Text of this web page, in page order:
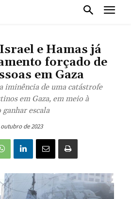
e Hamas já
forçado de
em Gaza
iminência de uma catástrofe
em Gaza, em meio à
escala
outubro de 2023